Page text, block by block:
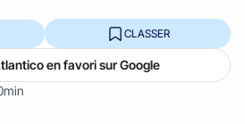
CLASSER
en favori sur Google